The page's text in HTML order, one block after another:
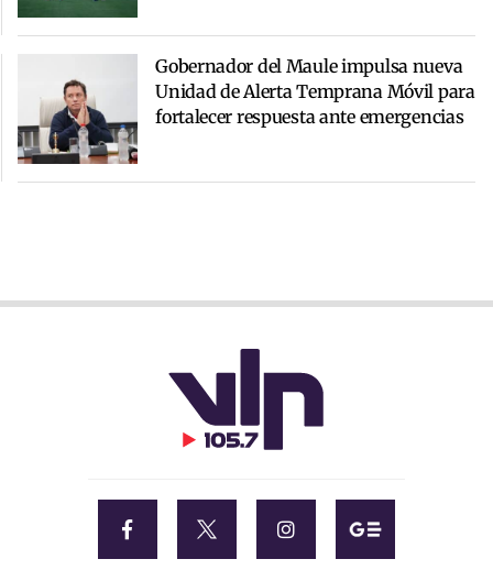
Gobernador del Maule impulsa nueva
Unidad de Alerta Temprana Móvil para
fortalecer respuesta ante emergencias